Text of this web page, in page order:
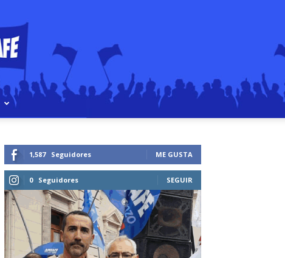
1,587 Seguidores ME GUSTA
0 Seguidores SEGUIR